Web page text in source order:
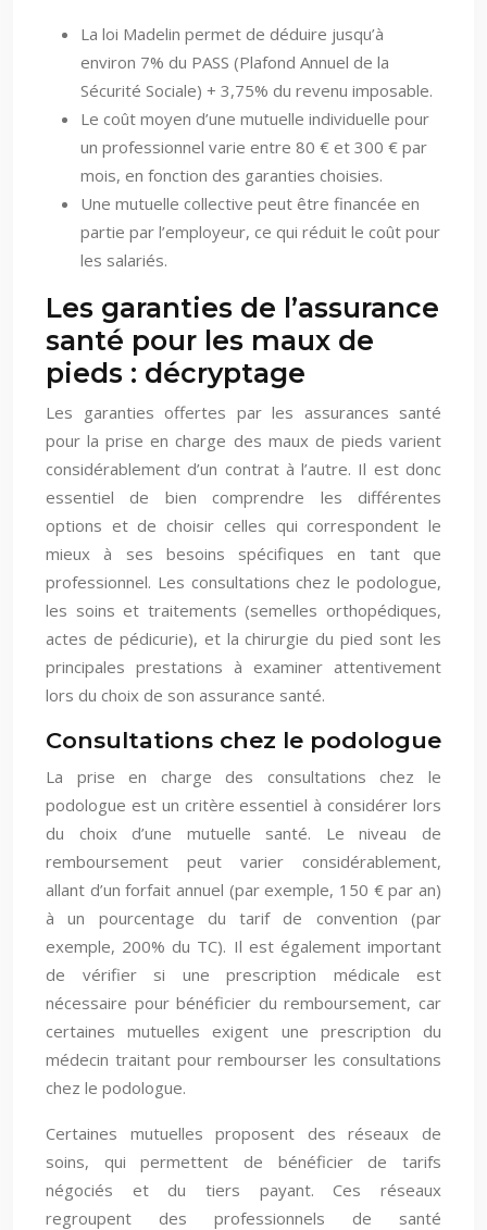
La loi Madelin permet de déduire jusqu’à
environ 7% du PASS (Plafond Annuel de la
Sécurité Sociale) + 3,75% du revenu imposable.
Le coût moyen d’une mutuelle individuelle pour
un professionnel varie entre 80 € et 300 € par
mois, en fonction des garanties choisies.
Une mutuelle collective peut être financée en
partie par l’employeur, ce qui réduit le coût pour
les salariés.
Les garanties de l’assurance
santé pour les maux de
pieds : décryptage
Les garanties offertes par les assurances santé
pour la prise en charge des maux de pieds varient
considérablement d’un contrat à l’autre. Il est donc
essentiel de bien comprendre les différentes
options et de choisir celles qui correspondent le
mieux à ses besoins spécifiques en tant que
professionnel. Les consultations chez le podologue,
les soins et traitements (semelles orthopédiques,
actes de pédicurie), et la chirurgie du pied sont les
principales prestations à examiner attentivement
lors du choix de son assurance santé.
Consultations chez le podologue
La prise en charge des consultations chez le
podologue est un critère essentiel à considérer lors
du choix d’une mutuelle santé. Le niveau de
remboursement peut varier considérablement,
allant d’un forfait annuel (par exemple, 150 € par an)
à un pourcentage du tarif de convention (par
exemple, 200% du TC). Il est également important
de vérifier si une prescription médicale est
nécessaire pour bénéficier du remboursement, car
certaines mutuelles exigent une prescription du
médecin traitant pour rembourser les consultations
chez le podologue.
Certaines mutuelles proposent des réseaux de
soins, qui permettent de bénéficier de tarifs
négociés et du tiers payant. Ces réseaux
regroupent des professionnels de santé